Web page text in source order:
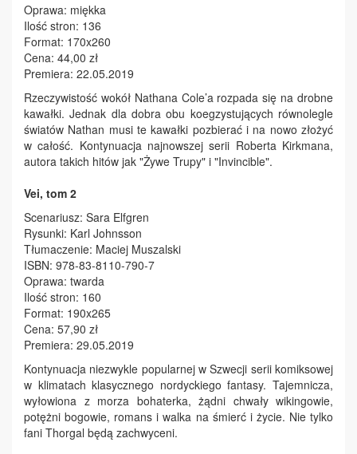
Oprawa: miękka
Ilość stron: 136
Format: 170x260
Cena: 44,00 zł
Premiera: 22.05.2019
Rzeczywistość wokół Nathana Cole’a rozpada się na drobne
kawałki. Jednak dla dobra obu koegzystujących równolegle
światów Nathan musi te kawałki pozbierać i na nowo złożyć
w całość. Kontynuacja najnowszej serii Roberta Kirkmana,
autora takich hitów jak "Żywe Trupy" i "Invincible".
Vei, tom 2
Scenariusz: Sara Elfgren
Rysunki: Karl Johnsson
Tłumaczenie: Maciej Muszalski
ISBN: 978-83-8110-790-7
Oprawa: twarda
Ilość stron: 160
Format: 190x265
Cena: 57,90 zł
Premiera: 29.05.2019
Kontynuacja niezwykle popularnej w Szwecji serii komiksowej
w klimatach klasycznego nordyckiego fantasy. Tajemnicza,
wyłowiona z morza bohaterka, żądni chwały wikingowie,
potężni bogowie, romans i walka na śmierć i życie. Nie tylko
fani Thorgal będą zachwyceni.